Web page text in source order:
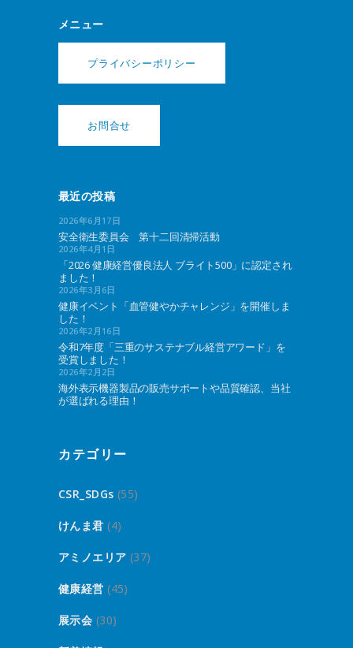
メニュー
プライバシーポリシー
お問合せ
最近の投稿
2026年6月17日
安全衛生委員会 第十二回清掃活動
2026年4月1日
「2026 健康経営優良法人 ブライト500」に認定され
ました！
2026年3月6日
健康イベント「血管健やかチャレンジ」を開催しま
した！
2026年2月16日
令和7年度「三重のサステナブル経営アワード」を
受賞しました！
2026年2月2日
海外表示機器製品の販売サポートや品質確認、当社
が選ばれる理由！
カテゴリー
CSR_SDGs (55)
けんま君 (4)
アミノエリア (37)
健康経営 (45)
展示会 (30)